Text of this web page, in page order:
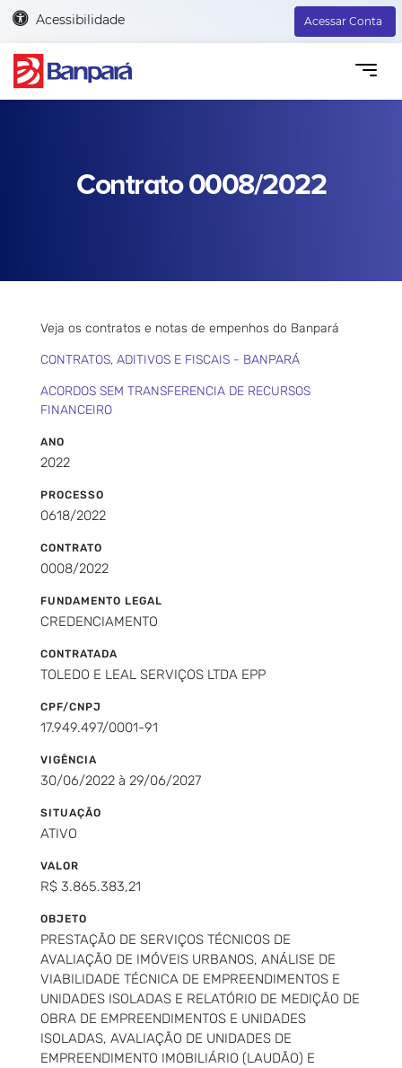
Acessibilidade Acessar Conta
Contrato 0008/2022
Veja os contratos e notas de empenhos do Banpará
CONTRATOS, ADITIVOS E FISCAIS - BANPARÁ
ACORDOS SEM TRANSFERENCIA DE RECURSOS
FINANCEIRO
ANO
2022
PROCESSO
0618/2022
CONTRATO
0008/2022
FUNDAMENTO LEGAL
CREDENCIAMENTO
CONTRATADA
TOLEDO E LEAL SERVIÇOS LTDA EPP
CPF/CNPJ
17.949.497/0001-91
VIGÊNCIA
30/06/2022 à 29/06/2027
SITUAÇÃO
ATIVO
VALOR
R$ 3.865.383,21
OBJETO
PRESTAÇÃO DE SERVIÇOS TÉCNICOS DE
AVALIAÇÃO DE IMÓVEIS URBANOS, ANÁLISE DE
VIABILIDADE TÉCNICA DE EMPREENDIMENTOS E
UNIDADES ISOLADAS E RELATÓRIO DE MEDIÇÃO DE
OBRA DE EMPREENDIMENTOS E UNIDADES
ISOLADAS, AVALIAÇÃO DE UNIDADES DE
EMPREENDIMENTO IMOBILIÁRIO (LAUDÃO) E